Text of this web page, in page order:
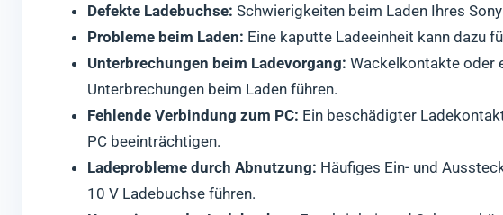
Defekte Ladebuchse: Schwierigkeiten beim Laden Ihres
Probleme beim Laden: Eine kaputte Ladeeinheit kann dazu
Unterbrechungen beim Ladevorgang: Wackelkontakte oder
Unterbrechungen beim Laden führen.
Fehlende Verbindung zum PC: Ein beschädigter
PC beeinträchtigen.
Ladeprobleme durch Abnutzung: Häufiges Ein- und
10 V Ladebuchse führen.